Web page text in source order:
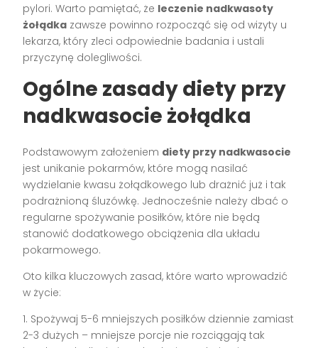
pylori. Warto pamiętać, że leczenie nadkwasoty
żołądka zawsze powinno rozpocząć się od wizyty u
lekarza, który zleci odpowiednie badania i ustali
przyczynę dolegliwości.
Ogólne zasady diety przy
nadkwasocie żołądka
Podstawowym założeniem diety przy nadkwasocie
jest unikanie pokarmów, które mogą nasilać
wydzielanie kwasu żołądkowego lub drażnić już i tak
podrażnioną śluzówkę. Jednocześnie należy dbać o
regularne spożywanie posiłków, które nie będą
stanowić dodatkowego obciążenia dla układu
pokarmowego.
Oto kilka kluczowych zasad, które warto wprowadzić
w życie:
1. Spożywaj 5-6 mniejszych posiłków dziennie zamiast
2-3 dużych – mniejsze porcje nie rozciągają tak